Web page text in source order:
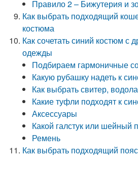
Правило 2 – Бижутерия и
Как выбрать подходящий
костюма
Как сочетать синий костюм с
одежды
Подбираем гармоничные
Какую рубашку надеть к
Как выбрать свитер,
Какие туфли подходят к
Аксессуары
Какой галстук или шейный
Ремень
Как выбрать подходящий